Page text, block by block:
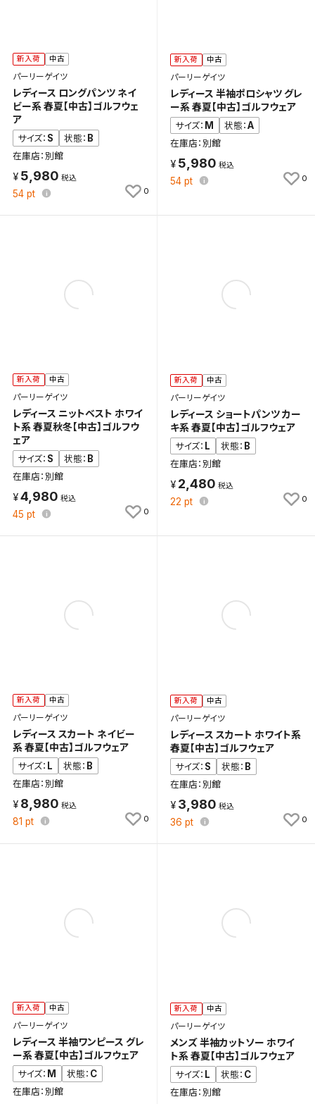
新入荷 中古
パーリーゲイツ
レディース ロングパンツ ネイ
ビー系 春夏【中古】ゴルフウェ
ア
サイズ： S 状態： B
在庫店：別館
5,980
54 pt 0
新入荷 中古
パーリーゲイツ
レディース 半袖ポロシャツ グレ
ー系 春夏【中古】ゴルフウェア
サイズ： M 状態：A
在庫店：別館
5,980
54 pt 0
新入荷 中古
パーリーゲイツ
レディース ニットベスト ホワイ
ト系 春夏秋冬【中古】ゴルフウ
ェア
サイズ： S 状態： B
在庫店：別館
4,980
45 pt 0
新入荷 中古
パーリーゲイツ
レディース ショートパンツ カー
キ系 春夏【中古】ゴルフウェア
サイズ： L 状態： B
在庫店：別館
2,480
22 pt 0
新入荷 中古
パーリーゲイツ
レディース スカート ネイビー
系 春夏【中古】ゴルフウェア
サイズ： L 状態： B
在庫店：別館
8,980
81 pt 0
新入荷 中古
パーリーゲイツ
レディース スカート ホワイト系
春夏【中古】ゴルフウェア
サイズ： S 状態： B
在庫店：別館
3,980
36 pt 0
新入荷 中古
パーリーゲイツ
レディース 半袖ワンピース グレ
ー系 春夏【中古】ゴルフウェア
サイズ： M 状態： C
在庫店：別館
新入荷 中古
パーリーゲイツ
メンズ 半袖カットソー ホワイ
ト系 春夏【中古】ゴルフウェア
サイズ： L 状態： C
在庫店：別館
この検索条件をマイページ内「保存検索条件一覧」に
保存します。
よく探す商品を、毎回条件指定することなく簡単に開
くことができます。
検索条件